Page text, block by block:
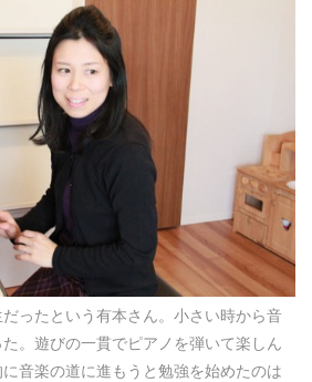
ったという有本さん。小さい時から音
。遊びの一貫でピアノを弾いて楽しん
音楽の道に進もうと勉強を始めたのは